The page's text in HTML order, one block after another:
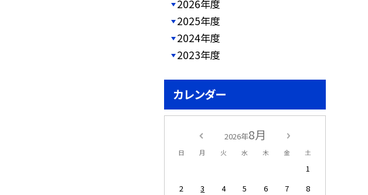
2026年度
2025年度
2024年度
2023年度
カレンダー
2026年8月
日 月 火 水 木 金 土
1
2
3 4 5 6 7
8